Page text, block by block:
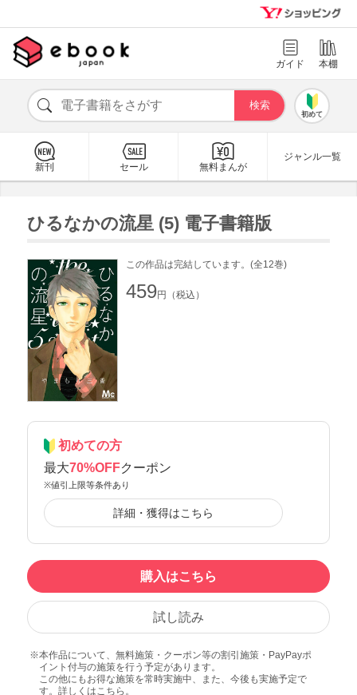
ガイド 本棚
初めて
新刊 セール 無料まんが
ジャンル一覧
ひるなかの流星 (5) 電子書籍版
この作品は完結しています。(全12巻)
459円（税込）
初めての方
最大70%OFFクーポン
※値引上限等条件あり
詳細・獲得はこちら
購入はこちら
試し読み
本作品について、無料施策・クーポン等の割引施策・PayPayポ
イント付与の施策を行う予定があります。
この他にもお得な施策を常時実施中、また、今後も実施予定で
す。詳しくはこちら 。